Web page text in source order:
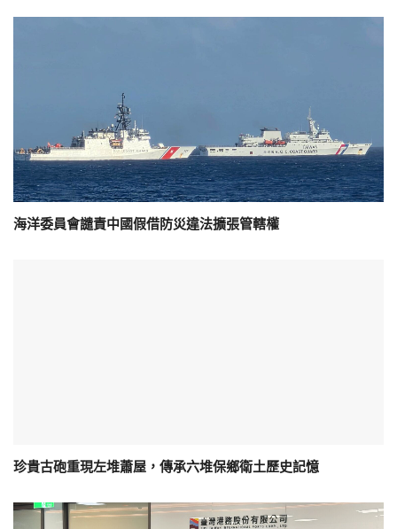
海洋委員會譴責中國假借防災違法擴張管轄權
珍貴古砲重現左堆蕭屋，傳承六堆保鄉衛土歷史記憶